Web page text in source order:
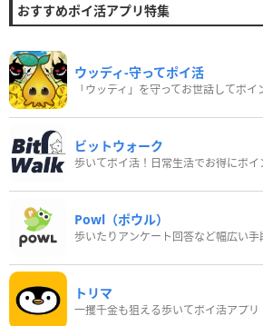
おすすめポイ活アプリ特集
ウッディ‐守ってポイ活
「ウッディ」を守ってお世話してポイ
ビットウォーク
Powl（ポウル）
トリマ
一攫千金も狙える歩いてポイ活アプリ